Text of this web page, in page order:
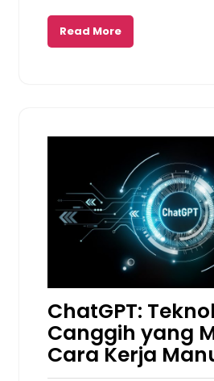
Read More
ChatGPT:
Canggih yang
Cara Kerja